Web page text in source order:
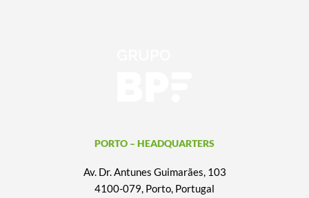
PORTO – HEADQUARTERS
Av. Dr. Antunes Guimarães, 103
4100-079, Porto, Portugal